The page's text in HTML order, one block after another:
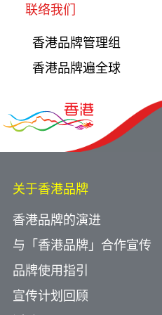
联络我们
香港品牌管理组
香港品牌遍全球
关于香港品牌
香港品牌的演进
与「香港品牌」合作宣传
品牌使用指引
宣传计划回顾